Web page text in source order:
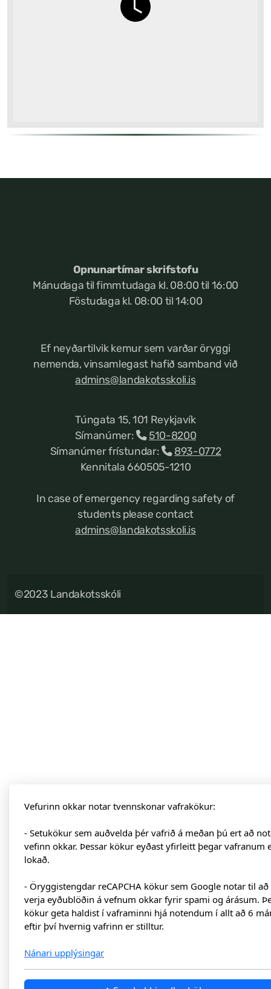
Opnunartímar skrifstofu
Mánudaga til fimmtudaga kl. 08:00 til 16:00
Föstudaga kl. 08:00 til 14:00
Ef neyðartilvik kemur sem varðar öryggi
nemenda, vinsamlegast hafið samband við
admins@landakotsskoli.is
Túngata 15, 101 Reykjavík
Símanúmer:
510-8200
Símanúmer frístundar:
893-0772
Kennitala 660505-1210
In case of emergency regarding safety of
students please contact
admins@landakotsskoli.is
©2023 Landakotsskóli
Vefurinn okkar notar tvennskonar vafrakökur:
- Setukökur sem auðvelda þér vafrið á meðan þú ert að
vefinn okkar. Þessar kökur eyðast yfirleitt þegar vafranum
lokað.
- Öryggistengdar reCAPCHA kökur sem Google notar til að
verja eyðublöðin á vefnum okkar fyrir spami og árásum.
kökur geta haldist í vaframinni hjá notendum í allt að 6
eftir því hvernig vafrinn er stilltur.
Nánari upplýsingar